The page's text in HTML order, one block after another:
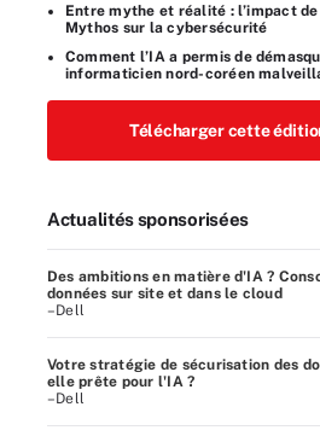
Entre mythe et réalité : l’impact
Mythos sur la cybersécurité
Comment l’IA a permis de
informaticien nord-coréen
Télécharger cette
Actualités sponsorisées
Des ambitions en matière d'IA ?
données sur site et dans le cloud
–Dell
Votre stratégie de sécurisation des
elle prête pour l'IA ?
–Dell